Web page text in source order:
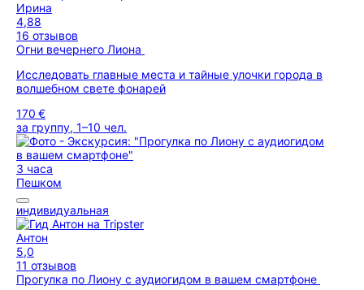
Ирина
4,88
16 отзывов
Огни вечернего Лиона
Исследовать главные места и тайные улочки города в
волшебном свете фонарей
170 €
за группу, 1–10 чел.
3 часа
Пешком
индивидуальная
Антон
5,0
11 отзывов
Прогулка по Лиону с аудиогидом в вашем смартфоне